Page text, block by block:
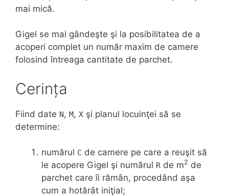
mai mică.
Gigel se mai gândeşte şi la posibilitatea de a
acoperi complet un număr maxim de camere
folosind întreaga cantitate de parchet.
Cerința
Fiind date N, M, X şi planul locuinţei să se
determine:
numărul C de camere pe care a reuşit să
le acopere Gigel şi numărul R de m2 de
parchet care îi rămân, procedând aşa
cum a hotărât iniţial;